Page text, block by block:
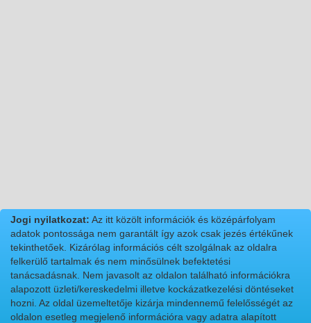
Jogi nyilatkozat: Az itt közölt információk és középárfolyam
adatok pontossága nem garantált így azok csak jezés értékűnek
tekinthetőek. Kizárólag információs célt szolgálnak az oldalra
felkerülő tartalmak és nem minősülnek befektetési
tanácsadásnak. Nem javasolt az oldalon található információkra
alapozott üzleti/kereskedelmi illetve kockázatkezelési döntéseket
hozni. Az oldal üzemeltetője kizárja mindennemű felelősségét az
oldalon esetleg megjelenő információra vagy adatra alapított